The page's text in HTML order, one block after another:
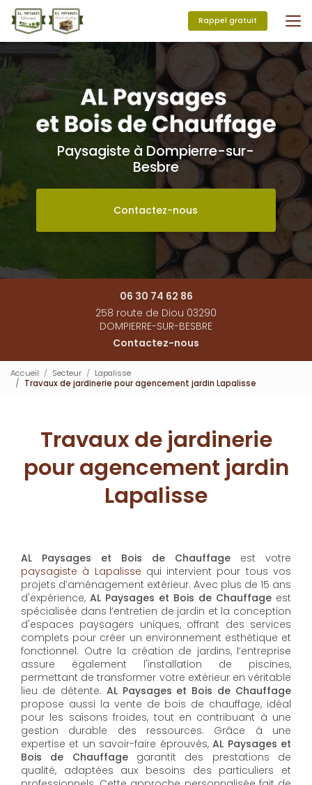
Aller
au
contenu
principal
Rappel gratuit
Paysagiste à Dompierre-sur-
Besbre
Contactez-nous
06 30 74 62 86
258 route de Diou 03290
DOMPIERRE-SUR-BESBRE
Contactez-nous
Accueil Secteur
Lapalisse
Travaux de jardinerie pour agencement jardin Lapalisse
Travaux de jardinerie
pour agencement jardin
Lapalisse
AL Paysages et Bois de Chauffage est votre
paysagiste à Lapalisse qui intervient pour tous vos
projets d’aménagement extérieur. Avec plus de 15 ans
d'expérience, AL Paysages et Bois de Chauffage est
spécialisée dans l’entretien de jardin et la conception
d'espaces paysagers uniques, offrant des services
complets pour créer un environnement esthétique et
fonctionnel. Outre la création de jardins, l’entreprise
assure également l'installation de piscines,
permettant de transformer votre extérieur en véritable
lieu de détente. AL Paysages et Bois de Chauffage
propose aussi la vente de bois de chauffage, idéal
pour les saisons froides, tout en contribuant à une
gestion durable des ressources. Grâce à une
expertise et un savoir-faire éprouvés,AL Paysages et
Bois de Chauffagegarantit des prestations de
qualité, adaptées aux besoins des particuliers et